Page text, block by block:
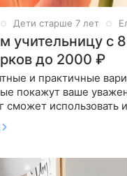
Дети старше 7 лет
учительницу с
до 2000 ₽
и практичные
покажут ваше
сможет использовать
школе или дома. 8
цветов и